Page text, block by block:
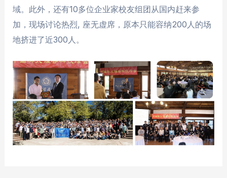
域。此外，还有10多位企业家校友组团从国内赶来参
加，现场讨论热烈, 座无虚席，原本只能容纳200人的场
地挤进了近300人。